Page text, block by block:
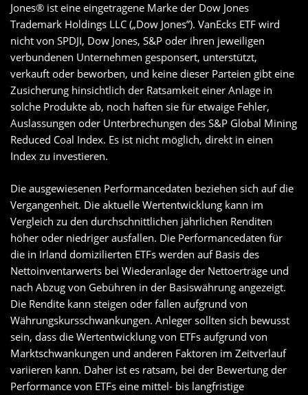
Jones® ist eine eingetragene Marke der Dow Jones
Trademark Holdings LLC („Dow Jones”). VanEcks ETF wird
nicht von SPDJI, Dow Jones, S&P oder ihren jeweiligen
verbundenen Unternehmen gesponsert, unterstützt,
verkauft oder beworben, und keine dieser Parteien gibt eine
Zusicherung hinsichtlich der Ratsamkeit einer Anlage in
solche Produkte ab, noch haften sie für etwaige Fehler,
Auslassungen oder Unterbrechungen des S&P Global Mining
Reduced Coal Index. Es ist nicht möglich, direkt in einen
Index zu investieren.
Die ausgewiesenen Performancedaten beziehen sich auf die
Vergangenheit. Die aktuelle Wertentwicklung kann im
Vergleich zu den durchschnittlichen jährlichen Renditen
höher oder niedriger ausfallen. Die Performancedaten für
die in Irland domizilierten ETFs werden auf Basis des
Nettoinventarwerts bei Wiederanlage der Nettoerträge und
nach Abzug von Gebühren in der Basiswährung angezeigt.
Die Rendite kann steigen oder fallen aufgrund von
Währungskursschwankungen. Anleger sollten sich bewusst
sein, dass die Wertentwicklung von ETFs aufgrund von
Marktschwankungen und anderen Faktoren im Zeitverlauf
variieren kann. Daher ist es ratsam, bei der Bewertung der
Performance von ETFs eine mittel- bis langfristige